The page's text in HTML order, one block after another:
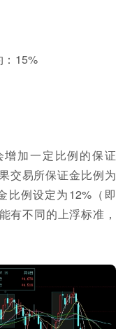
：15%
加一定比例的保证
交易所保证金比例为
比例设定为12%（即
有不同的上浮标准，